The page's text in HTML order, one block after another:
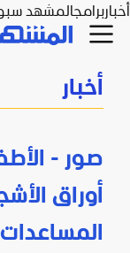
أخباربرامجالمشهد
أخبار
صور -
أوراق
المساعدات